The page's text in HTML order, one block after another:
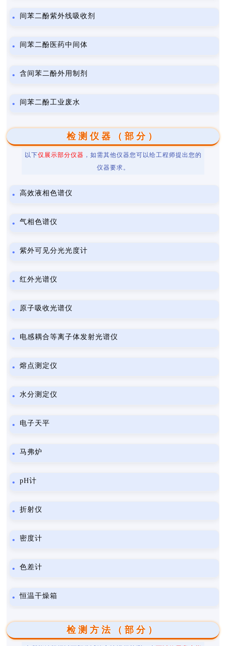
间苯二酚紫外线吸收剂
间苯二酚医药中间体
含间苯二酚外用制剂
间苯二酚工业废水
检测仪器（部分）
以下仅展示部分仪器 ，如需其他仪器您可以给工程师提出您的
仪器要求。
高效液相色谱仪
气相色谱仪
紫外可见分光光度计
红外光谱仪
原子吸收光谱仪
电感耦合等离子体发射光谱仪
熔点测定仪
水分测定仪
电子天平
马弗炉
pH计
折射仪
密度计
色差计
恒温干燥箱
检测方法（部分）